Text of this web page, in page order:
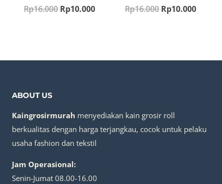
Rp16.000 Original
Rp10.000Current Rp16.000 Original
Rp10.000
ABOUT US
Kaingrosirmurah menyediakan kain grosir roll
berkualitas dengan harga terjangkau, cocok untuk pelaku
usaha fashion dan tekstil
Jam Operasional:
Senin-Jumat 08.00-16.00